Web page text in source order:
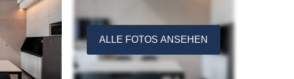
ALLE FOTOS ANSEHEN